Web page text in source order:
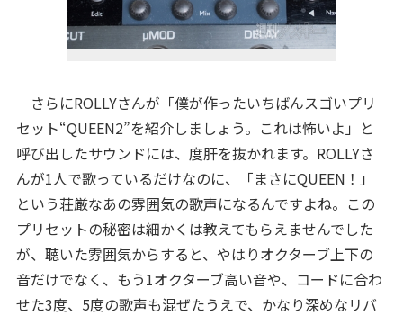
さらにROLLYさんが「僕が作ったいちばんスゴいプリ
セット“QUEEN2”を紹介しましょう。これは怖いよ」と
呼び出したサウンドには、度肝を抜かれます。ROLLYさ
んが1人で歌っているだけなのに、「まさにQUEEN！」
という荘厳なあの雰囲気の歌声になるんですよね。この
プリセットの秘密は細かくは教えてもらえませんでした
が、聴いた雰囲気からすると、やはりオクターブ上下の
音だけでなく、もう1オクターブ高い音や、コードに合わ
せた3度、5度の歌声も混ぜたうえで、かなり深めなリバ